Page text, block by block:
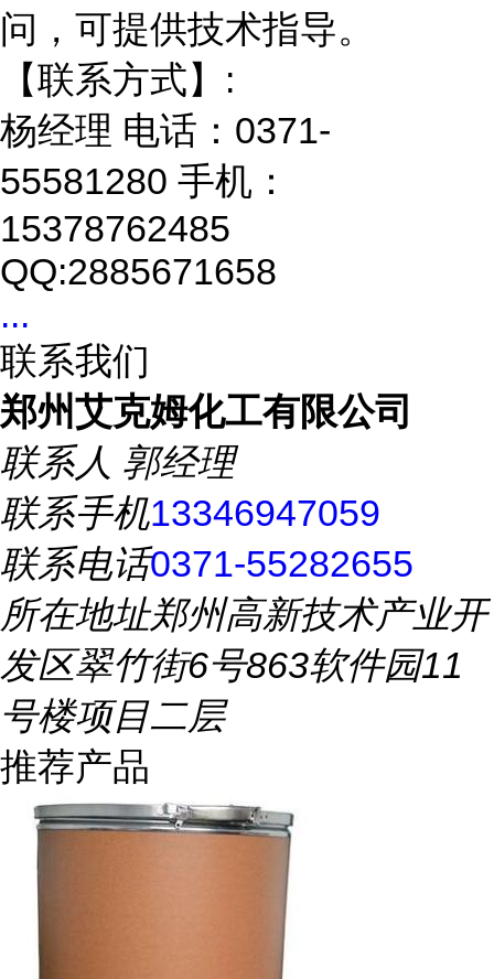
问，可提供技术指导。
【联系方式】:
杨经理 电话：0371-
55581280 手机：
15378762485
QQ:2885671658
...
联系我们
郑州艾克姆化工有限公司
联系人 郭经理
联系手机13346947059
联系电话0371-55282655
所在地址郑州高新技术产业开
发区翠竹街6号863软件园11
号楼项目二层
推荐产品